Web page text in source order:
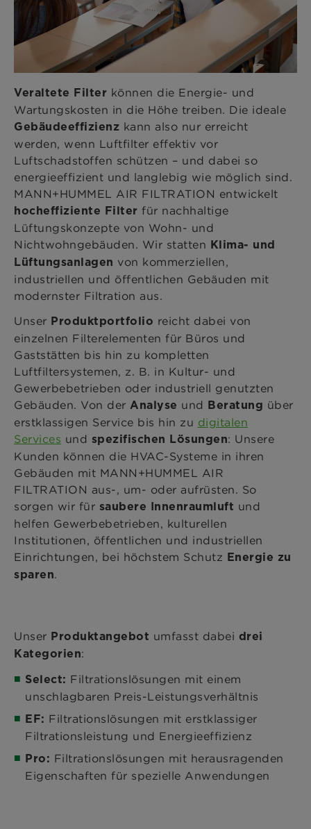
Veraltete Filter können die Energie- und
Wartungskosten in die Höhe treiben. Die ideale
Gebäudeeffizienz kann also nur erreicht
werden, wenn Luftfilter effektiv vor
Luftschadstoffen schützen – und dabei so
energieeffizient und langlebig wie möglich sind.
MANN+HUMMEL AIR FILTRATION entwickelt
hocheffiziente Filter für nachhaltige
Lüftungskonzepte von ​Wohn- und
Nichtwohngebäuden. Wir statten Klima- und
Lüftungsanlagen von kommerziellen,
industriellen und öffentlichen Gebäuden mit
modernster Filtration aus.
Unser Produktportfolio reicht dabei von
einzelnen Filterelementen für Büros und
Gaststätten bis hin zu kompletten
Luftfiltersystemen, z. B. in Kultur- und
Gewerbebetrieben oder industriell genutzten
Gebäuden. Von der Analyse und Beratung über
erstklassigen Service bis hin zu digitalen
Services und spezifischen Lösungen: Unsere
Kunden können die HVAC-Systeme in ihren
Gebäuden mit MANN+HUMMEL AIR
FILTRATION aus-, um- oder aufrüsten. So
sorgen wir für saubere Innenraumluft und
helfen Gewerbebetrieben, kulturellen
Institutionen, öffentlichen und industriellen
Einrichtungen, bei höchstem Schutz Energie zu
sparen.
Unser Produktangebot umfasst dabei drei
Kategorien:
Select: Filtrationslösungen mit einem
unschlagbaren Preis-Leistungsverhältnis
EF: Filtrationslösungen mit erstklassiger
Filtrationsleistung und Energieeffizienz
Pro: Filtrationslösungen mit herausragenden
Eigenschaften für spezielle Anwendungen